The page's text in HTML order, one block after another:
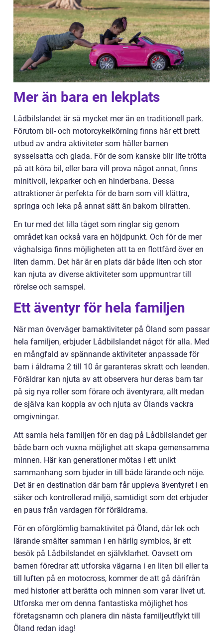
Mer än bara en lekplats
Lådbilslandet är så mycket mer än en traditionell park.
Förutom bil- och motorcykelkörning finns här ett brett
utbud av andra aktiviteter som håller barnen
sysselsatta och glada. För de som kanske blir lite trötta
på att köra bil, eller bara vill prova något annat, finns
minitivoli, lekparker och en hinderbana. Dessa
attraktioner är perfekta för de barn som vill klättra,
springa och leka på annat sätt än bakom bilratten.
En tur med det lilla tåget som ringlar sig genom
området kan också vara en höjdpunkt. Och för de mer
våghalsiga finns möjligheten att ta en flottfärd över en
liten damm. Det här är en plats där både liten och stor
kan njuta av diverse aktiviteter som uppmuntrar till
rörelse och samspel.
Ett äventyr för hela familjen
När man överväger barnaktiviteter på Öland som passar
hela familjen, erbjuder Lådbilslandet något för alla. Med
en mångfald av spännande aktiviteter anpassade för
barn i åldrarna 2 till 10 år garanteras skratt och leenden.
Föräldrar kan njuta av att observera hur deras barn tar
på sig nya roller som förare och äventyrare, allt medan
de själva kan koppla av och njuta av Ölands vackra
omgivningar.
Att samla hela familjen för en dag på Lådbilslandet ger
både barn och vuxna möjlighet att skapa gemensamma
minnen. Här kan generationer mötas i ett unikt
sammanhang som bjuder in till både lärande och nöje.
Det är en destination där barn får uppleva äventyret i en
säker och kontrollerad miljö, samtidigt som det erbjuder
en paus från vardagen för föräldrarna.
För en oförglömlig barnaktivitet på Öland, där lek och
lärande smälter samman i en härlig symbios, är ett
besök på Lådbilslandet en självklarhet. Oavsett om
barnen föredrar att utforska vägarna i en liten bil eller ta
till luften på en motocross, kommer de att gå därifrån
med historier att berätta och minnen som varar livet ut.
Utforska mer om denna fantastiska möjlighet hos
företagsnamn och planera din nästa familjeutflykt till
Öland redan idag!